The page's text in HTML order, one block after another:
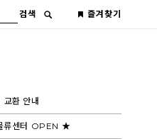
검색 즐겨찾기
환 안내
류센터 OPEN ★